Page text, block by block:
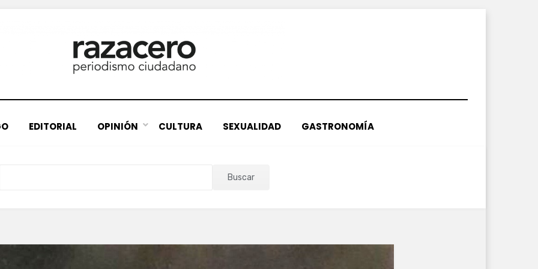
EDITORIAL OPINIÓN CULTURA SEXUALIDAD GASTRONOMÍA
Buscar